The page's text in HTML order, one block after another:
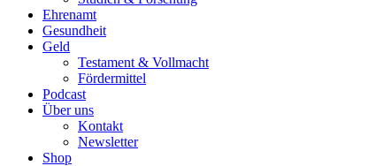
Ehrenamt
Gesundheit
Geld
Testament & Vollmacht
Fördermittel
Podcast
Über uns
Kontakt
Newsletter
Shop